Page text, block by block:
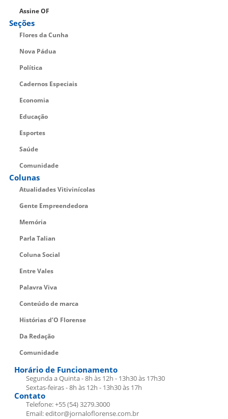
Assine OF
Seções
Flores da Cunha
Nova Pádua
Política
Cadernos Especiais
Economia
Educação
Esportes
Saúde
Comunidade
Colunas
Atualidades Vitivinícolas
Gente Empreendedora
Memória
Parla Talian
Coluna Social
Entre Vales
Palavra Viva
Conteúdo de marca
Histórias d’O Florense
Da Redação
Comunidade
Horário de Funcionamento
Segunda a Quinta - 8h às 12h - 13h30 às 17h30
Sextas-feiras - 8h às 12h - 13h30 às 17h
Contato
Telefone: +55 (54) 3279.3000
Email: editor@jornaloflorense.com.br